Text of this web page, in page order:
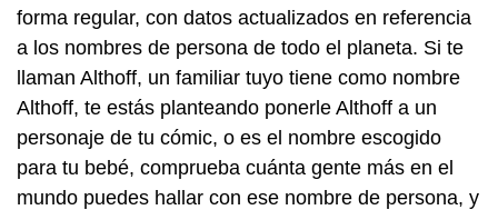
forma regular, con datos actualizados en referencia
a los nombres de persona de todo el planeta. Si te
llaman Althoff, un familiar tuyo tiene como nombre
Althoff, te estás planteando ponerle Althoff a un
personaje de tu cómic, o es el nombre escogido
para tu bebé, comprueba cuánta gente más en el
mundo puedes hallar con ese nombre de persona, y